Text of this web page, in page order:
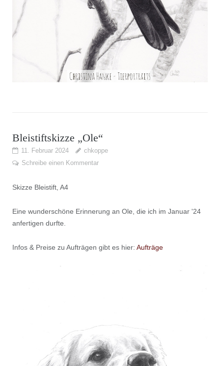
Bleistiftskizze „Ole“
11. Februar 2024
chkoppe
Schreibe einen Kommentar
Skizze Bleistift, A4
Eine wunderschöne Erinnerung an Ole, die ich im Januar '24
anfertigen durfte.
Infos & Preise zu Aufträgen gibt es hier: Aufträge